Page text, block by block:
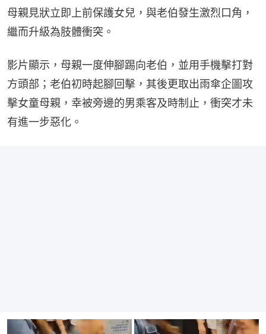
母親見狀立即上前保護女兒，與老伯發生激烈口角，
繼而升級為肢體衝突。
影片顯示，母親一度伸腳踢向老伯，並用手機擊打對
方頭部；老伯初時起腳回擊，其後更取出雨傘企圖攻
擊女童母親，幸被旁邊的男乘客及時制止，衝突才未
有進一步惡化。